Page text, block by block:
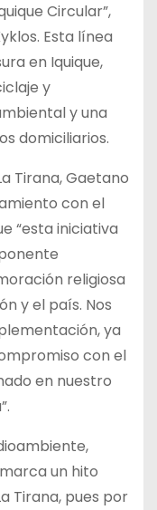
Circular”,
Esta línea
en Iquique,
y
y una
domiciliarios.
Tirana, Gaetano
con el
“esta iniciativa
religiosa
y el país. Nos
ya
con el
en nuestro
un hito
Tirana, pues por